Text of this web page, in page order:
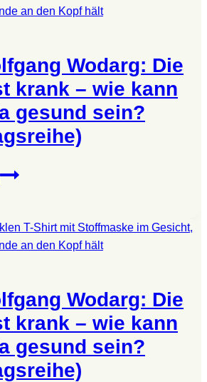
Welt
–
wie
kann
man
da
sein?
(Vortragsreihe)
Wodarg: Die
krank – wie kann
gesund sein?
Dr.
Die
Welt
–
wie
kann
man
da
Wodarg: Die
krank – wie kann
gesund sein?